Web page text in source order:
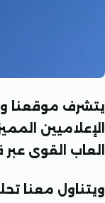
يتشرف موقعنا
الإعلاميين
العاب القوى عبر